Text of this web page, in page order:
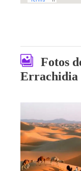
Fotos
Errachidia